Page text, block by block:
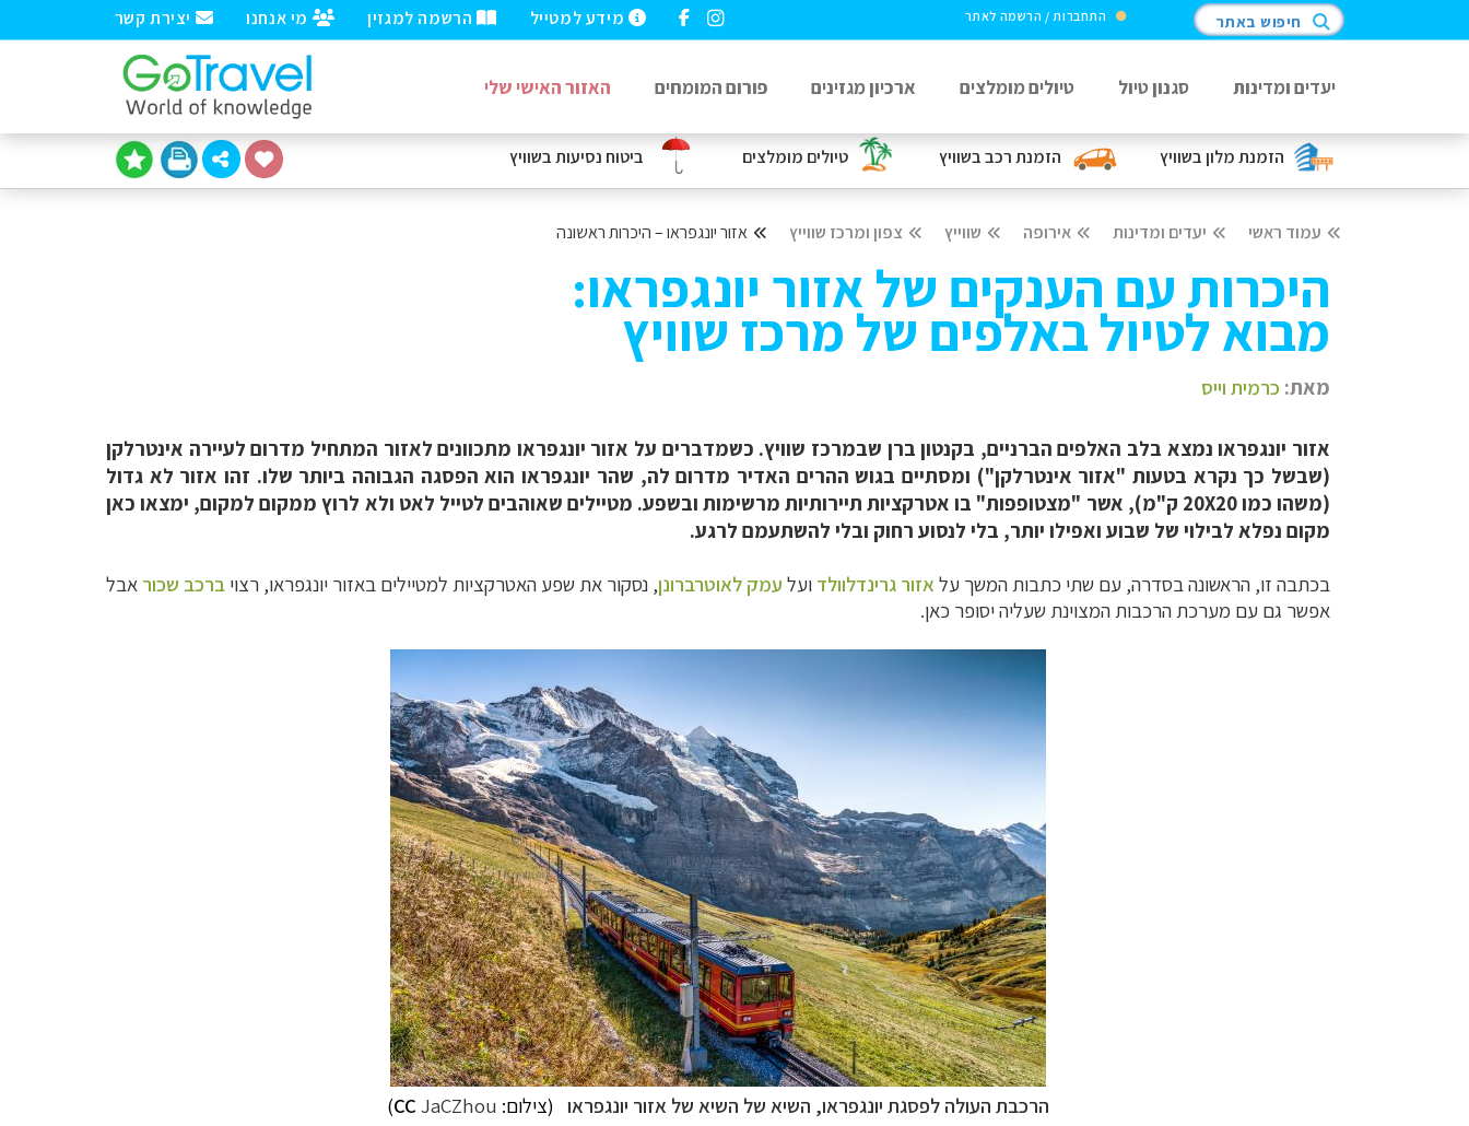
הזמנת מלוןבשוויץ הזמנת רכבבשוויץ טיולים מומלצים ביטוח נסיעותבשוויץ
יצירת קשר מי אנחנו הרשמה למגזין מידע למטייל התחברות / הרשמה לאתר חיפוש באתר
יעדים ומדינות סגנון טיול טיולים מומלצים ארכיון מגזינים פורום המומחים האזור האישי שלי
עמוד ראשי יעדים ומדינות אירופה שווייץ צפון ומרכז שווייץ אזור יונגפראו – היכרות ראשונה
היכרות עם הענקים של אזור יונגפראו:
מבוא לטיול באלפים של מרכז שוויץ
מאת: כרמית וייס
אזור יונגפראו נמצא בלב האלפים הברניים, בקנטון ברן שבמרכז שוויץ. כשמדברים על אזור יונגפראו מתכוונים לאזור המתחיל מדרום לעיירה אינטרלקן
(שבשל כך נקרא בטעות "אזור אינטרלקן") ומסתיים בגוש ההרים האדיר מדרום לה, שהר יונגפראו הוא הפסגה הגבוהה ביותר שלו. זהו אזור לא גדול
(משהו כמו 20X20 ק"מ), אשר "מצטופפות" בו אטרקציות תיירותיות מרשימות ובשפע. מטיילים שאוהבים לטייל לאט ולא לרוץ ממקום למקום, ימצאו כאן
מקום נפלא לבילוי של שבוע ואפילו יותר, בלי לנסוע רחוק ובלי להשתעמם לרגע.
בכתבה זו, הראשונה בסדרה, עם שתי כתבות המשך על אזור גרינדלוולד ועל עמק לאוטרברונן, נסקור את שפע האטרקציות למטיילים באזור יונגפראו, רצוי ברכב שכור אבל
אפשר גם עם מערכת הרכבות המצוינת שעליה יסופר כאן.
הרכבת העולה לפסגת יונגפראו, השיא של השיא של אזור יונגפראו (צילום: CC JaCZhou
)